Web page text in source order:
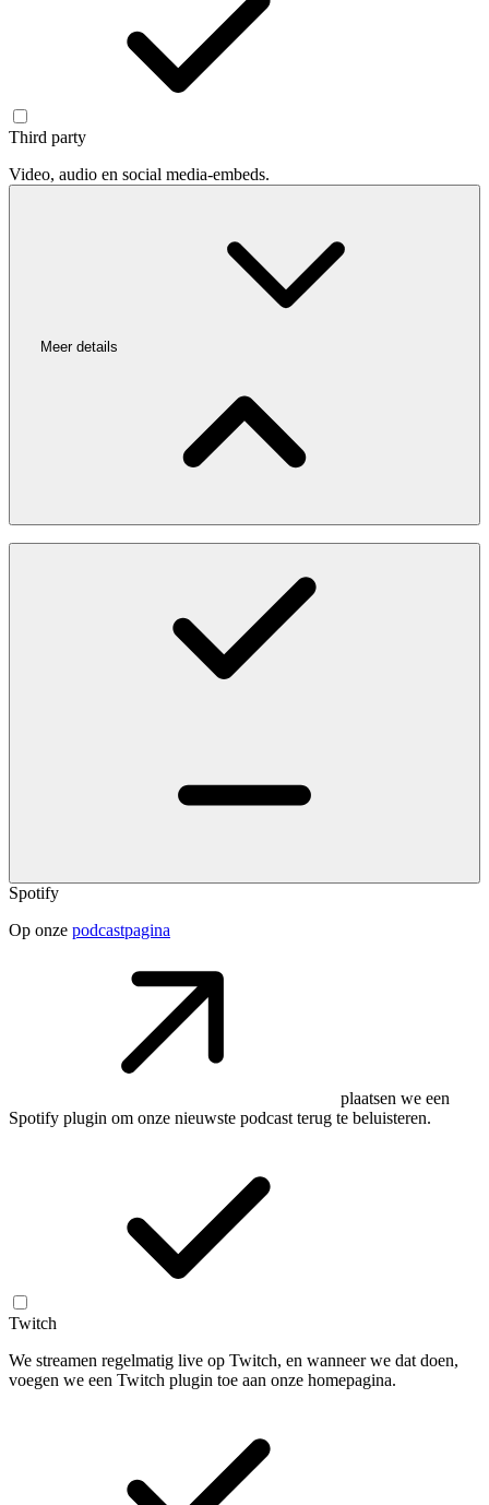
Third party
Video, audio en social media-embeds.
Meer details
Spotify
Op onze podcastpagina
plaatsen we een
Spotify plugin om onze nieuwste podcast terug te beluisteren.
Twitch
We streamen regelmatig live op Twitch, en wanneer we dat doen,
voegen we een Twitch plugin toe aan onze homepagina.